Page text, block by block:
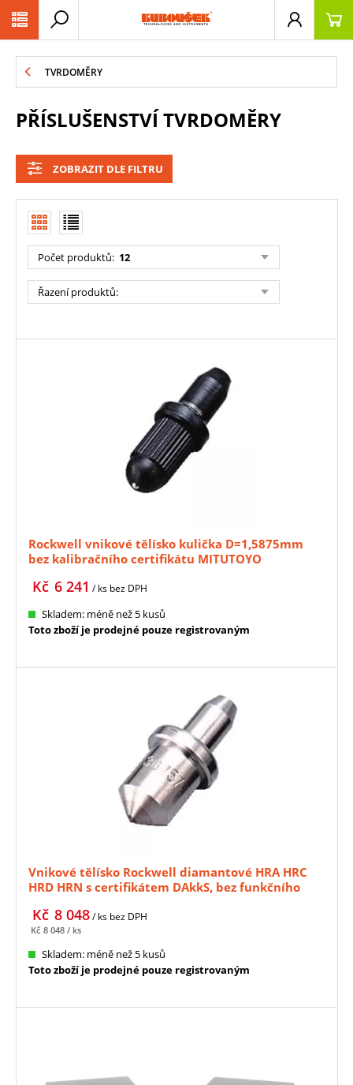
TVRDOMĚRY
PŘÍSLUŠENSTVÍ TVRDOMĚRY
ZOBRAZIT DLE FILTRU
Počet produktů: 12
Řazení produktů:
Rockwell vnikové tělísko kulička D=1,5875mm
bez kalibračního certifikátu MITUTOYO
6 241
Kč / ks bez DPH
Skladem: méně než 5 kusů
Toto zboží je prodejné pouze registrovaným
Vnikové tělísko Rockwell diamantové HRA HRC
HRD HRN s certifikátem DAkkS, bez funkčního
8 048
Kč / ks bez DPH
8 048
Kč / ks
Skladem: méně než 5 kusů
Toto zboží je prodejné pouze registrovaným